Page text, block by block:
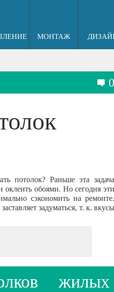
МОНТАЖ
потолок? Раньше эта
оклеить обоями. Но сегодня
сэкономить на
задуматься, т. к.
жилых